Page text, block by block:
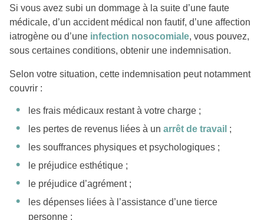
Si vous avez subi un dommage à la suite d’une faute
médicale, d’un accident médical non fautif, d’une affection
iatrogène ou d’une infection nosocomiale, vous pouvez,
sous certaines conditions, obtenir une indemnisation.
Selon votre situation, cette indemnisation peut notamment
couvrir :
les frais médicaux restant à votre charge ;
les pertes de revenus liées à un arrêt de travail ;
les souffrances physiques et psychologiques ;
le préjudice esthétique ;
le préjudice d’agrément ;
les dépenses liées à l’assistance d’une tierce
personne ;